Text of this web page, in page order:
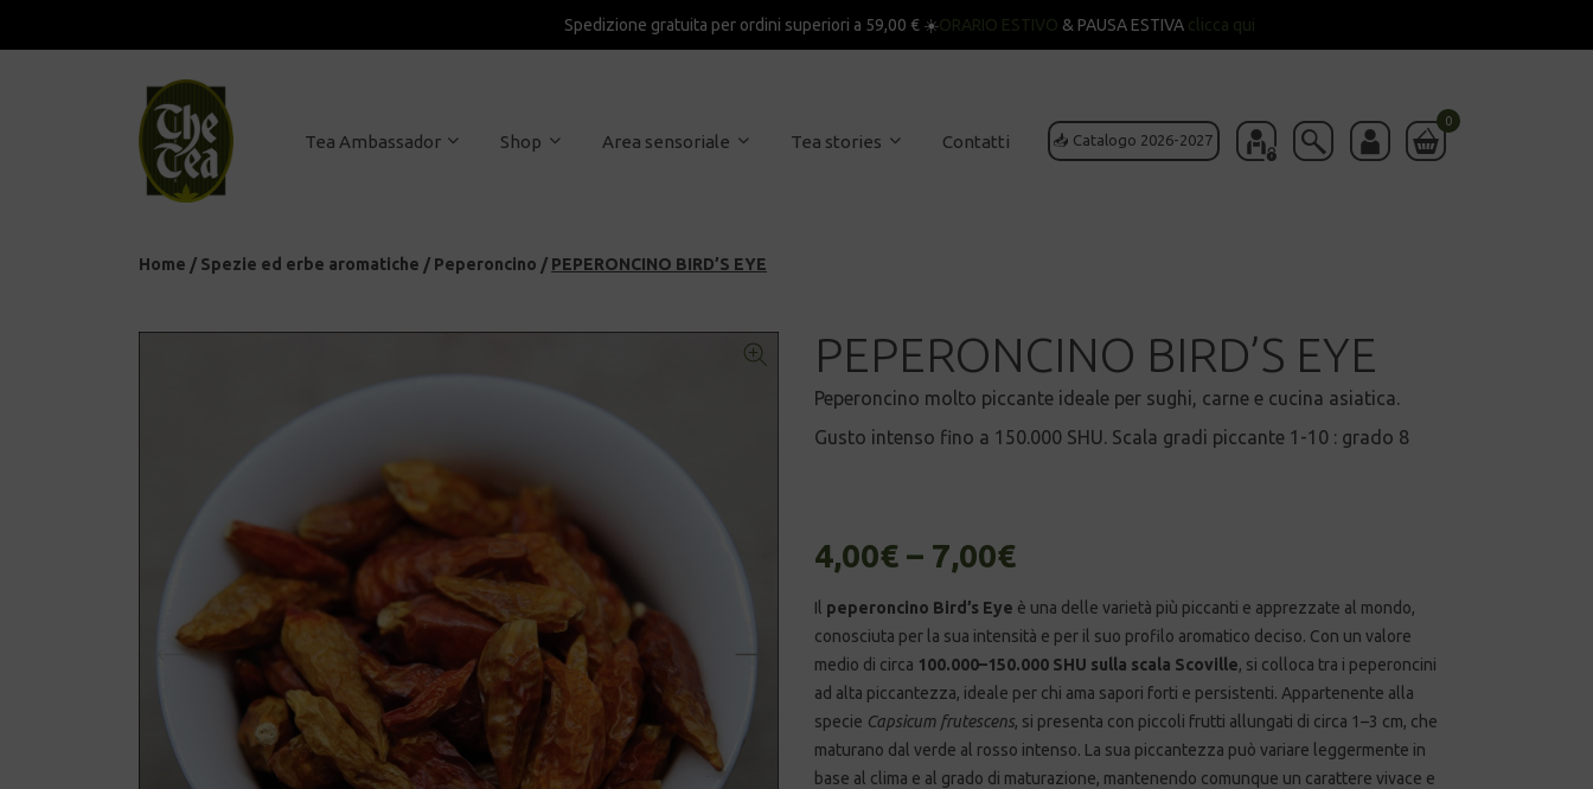
Spedizione gratuita per ordini superiori a 59,00 € ☀️ORARIO ESTIVO & PAUSA ESTIVA clicca qui
📥 Catalogo 2026-2027
0
Tea Ambassador Shop Area sensoriale Tea stories Contatti
Home / Spezie ed erbe aromatiche / Peperoncino / PEPERONCINO BIRD’S EYE
PEPERONCINO BIRD’S EYE
Peperoncino molto piccante ideale per sughi, carne e cucina asiatica.
Gusto intenso fino a 150.000 SHU. Scala gradi piccante 1-10 : grado 8
4,00€ – 7,00€
Il peperoncino Bird’s Eye è una delle varietà più piccanti e apprezzate al mondo,
conosciuta per la sua intensità e per il suo profilo aromatico deciso. Con un valore
medio di circa 100.000–150.000 SHU sulla scala Scoville, si colloca tra i peperoncini
ad alta piccantezza, ideale per chi ama sapori forti e persistenti. Appartenente alla
specie Capsicum frutescens, si presenta con piccoli frutti allungati di circa 1–3 cm, che
maturano dal verde al rosso intenso. La sua piccantezza può variare leggermente in
base al clima e al grado di maturazione, mantenendo comunque un carattere vivace e